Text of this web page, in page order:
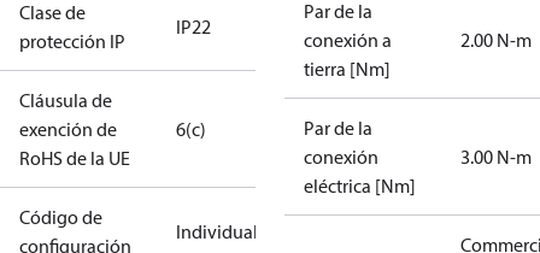
Clase de
protección IP
IP22
Cláusula de
exención de
RoHS de la UE
6(c)
Código de
configuración
Individual
Par de la
conexión a
tierra [Nm]
2.00 N-m
Par de la
conexión
eléctrica [Nm]
3.00 N-m